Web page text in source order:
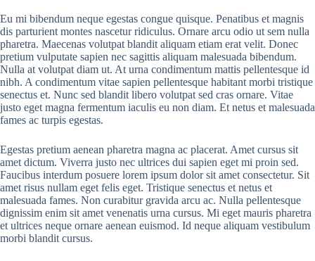
Eu mi bibendum neque egestas congue quisque. Penatibus et magnis
dis parturient montes nascetur ridiculus. Ornare arcu odio ut sem nulla
pharetra. Maecenas volutpat blandit aliquam etiam erat velit. Donec
pretium vulputate sapien nec sagittis aliquam malesuada bibendum.
Nulla at volutpat diam ut. At urna condimentum mattis pellentesque id
nibh. A condimentum vitae sapien pellentesque habitant morbi tristique
senectus et. Nunc sed blandit libero volutpat sed cras ornare. Vitae
justo eget magna fermentum iaculis eu non diam. Et netus et malesuada
fames ac turpis egestas.
Egestas pretium aenean pharetra magna ac placerat. Amet cursus sit
amet dictum. Viverra justo nec ultrices dui sapien eget mi proin sed.
Faucibus interdum posuere lorem ipsum dolor sit amet consectetur. Sit
amet risus nullam eget felis eget. Tristique senectus et netus et
malesuada fames. Non curabitur gravida arcu ac. Nulla pellentesque
dignissim enim sit amet venenatis urna cursus. Mi eget mauris pharetra
et ultrices neque ornare aenean euismod. Id neque aliquam vestibulum
morbi blandit cursus.